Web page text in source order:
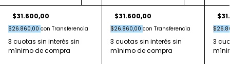
$31.600,00
$26.860,00 con Transferencia
$31.600,00
$26.860,00con Transferencia